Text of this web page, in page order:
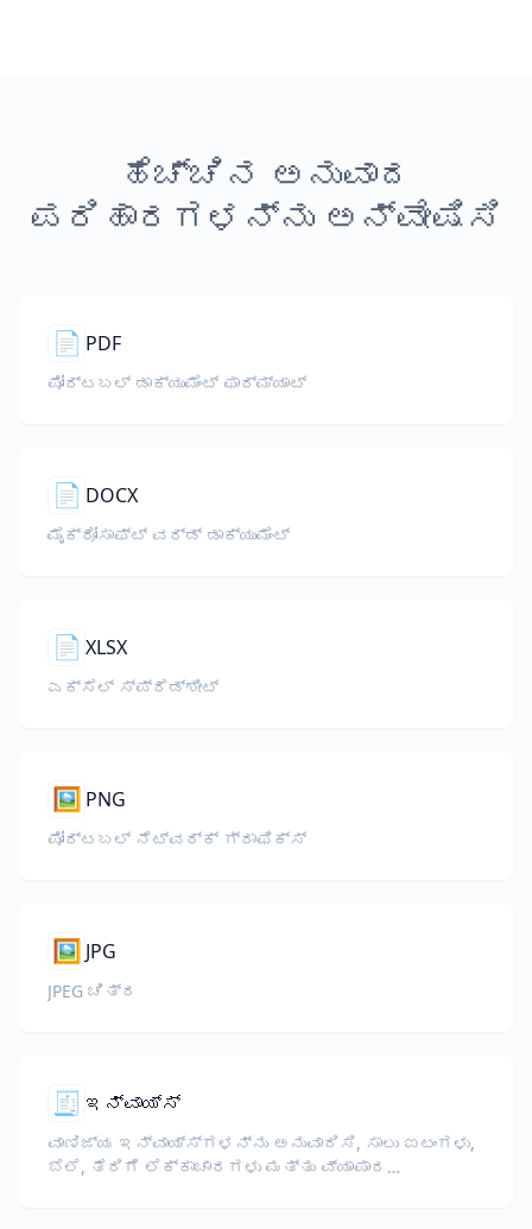
ಹೆಚ್ಚಿನ ಅನುವಾದ
ಪರಿಹಾರಗಳನ್ನು ಅನ್ವೇಷಿಸಿ
📄 PDF
ಪೋರ್ಟಬಲ್ ಡಾಕ್ಯುಮೆಂಟ್ ಫಾರ್ಮ್ಯಾಟ್
📄 DOCX
ಮೈಕ್ರೋಸಾಫ್ಟ್ ವರ್ಡ್ ಡಾಕ್ಯುಮೆಂಟ್
📄 XLSX
ಎಕ್ಸೆಲ್ ಸ್ಪ್ರೆಡ್ಶೀಟ್
🖼️ PNG
ಪೋರ್ಟಬಲ್ ನೆಟ್‌ವರ್ಕ್ ಗ್ರಾಫಿಕ್ಸ್
🖼️ JPG
JPEG ಚಿತ್ರ
🧾 ಇನ್ವಾಯ್ಸ್
ವಾಣಿಜ್ಯ ಇನ್ವಾಯ್ಸ್‌ಗಳನ್ನು ಅನುವಾದಿಸಿ, ಸಾಲು ಐಟಂಗಳು,
ಬೆಲೆ, ತೆರಿಗೆ ಲೆಕ್ಕಾಚಾರಗಳು ಮತ್ತು ವ್ಯಾಪಾರ